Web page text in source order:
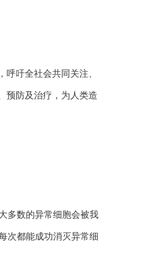
呼吁全社会共同关注、
预防及治疗，为人类造
多数的异常细胞会被我
次都能成功消灭异常细